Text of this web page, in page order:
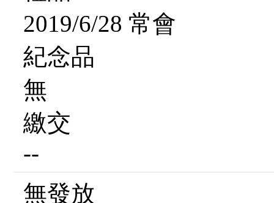
2019/6/28 常會
紀念品
無
繳交
--
無發放